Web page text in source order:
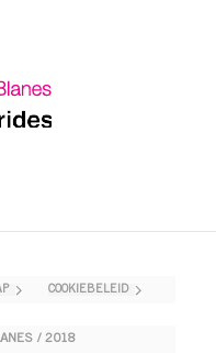
COOKIEBELEID
/ 2018